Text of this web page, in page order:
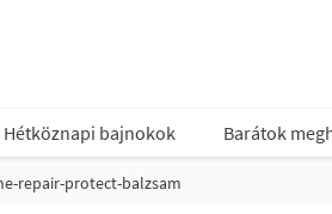
Hétköznapi bajnokok Barátok
repair-protect-balzsam